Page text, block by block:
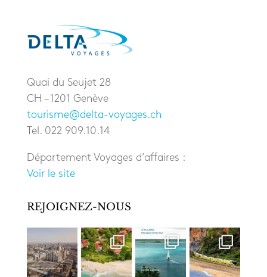
Quai du Seujet 28
CH – 1201 Genève
tourisme@delta-voyages.ch
Tel. 022 909.10.14
Département Voyages d’affaires :
Voir le site
REJOIGNEZ-NOUS